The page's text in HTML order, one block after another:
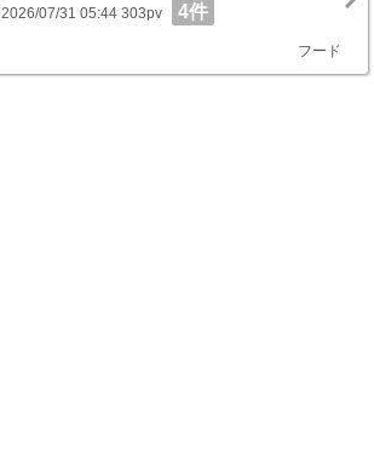
2026/07/31 05:44 303pv 4件
フード